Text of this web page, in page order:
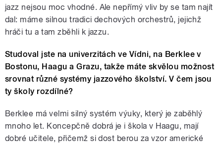
jazz nejsou moc vhodné. Ale nepřímý vliv by se tam najít
dal: máme silnou tradici dechových orchestrů, jejichž
hráči tu a tam zběhli k jazzu.
Studoval jste na univerzitách ve Vídni, na Berklee v
Bostonu, Haagu a Grazu, takže máte skvělou možnost
srovnat různé systémy jazzového školství. V čem jsou
ty školy rozdílné?
Berklee má velmi silný systém výuky, který je zaběhlý
mnoho let. Koncepčně dobrá je i škola v Haagu, mají
dobré učitele, přičemž si dost berou za vzor americké